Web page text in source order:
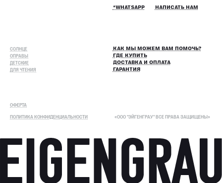
СОЛНЦЕ
ОПРАВЫ
ДЕТСКИЕ
ДЛЯ ЧТЕНИЯ
КАК МЫ МОЖЕМ ВАМ ПОМОЧЬ?
ГДЕ КУПИТЬ
ДОСТАВКА И ОПЛАТА
ГАРАНТИЯ
*WHATSAPP НАПИСАТЬ НАМ
ОФЕРТА
ПОЛИТИКА КОНФИДЕНЦИАЛЬНОСТИ
«ООО "ЭЙГЕНГРАУ" ВСЕ ПРАВА ЗАЩИЩЕНЫ»